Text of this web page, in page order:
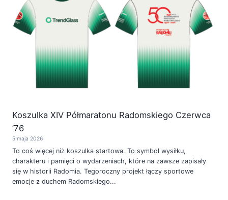
Koszulka XIV Półmaratonu Radomskiego Czerwca
’76
5 maja 2026
To coś więcej niż koszulka startowa. To symbol wysiłku,
charakteru i pamięci o wydarzeniach, które na zawsze zapisały
się w historii Radomia. Tegoroczny projekt łączy sportowe
emocje z duchem Radomskiego...